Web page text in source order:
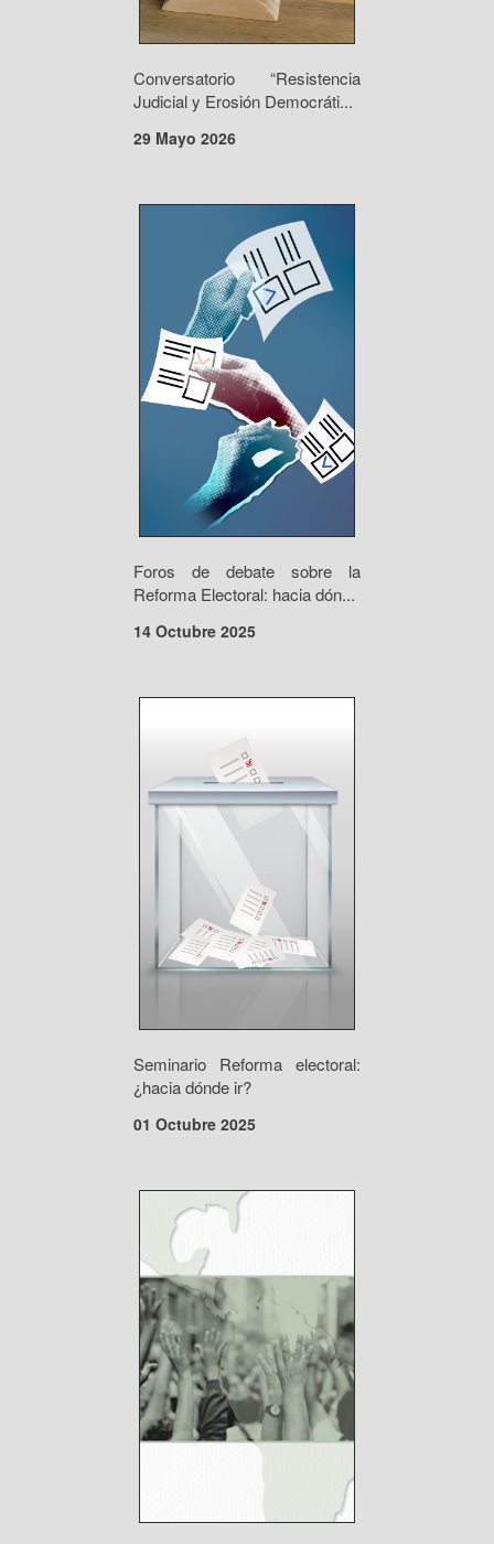
Conversatorio “Resistencia
Judicial y Erosión Democráti...
29 Mayo 2026
Foros de debate sobre la
Reforma Electoral: hacia dón...
14 Octubre 2025
Seminario Reforma electoral:
¿hacia dónde ir?
01 Octubre 2025